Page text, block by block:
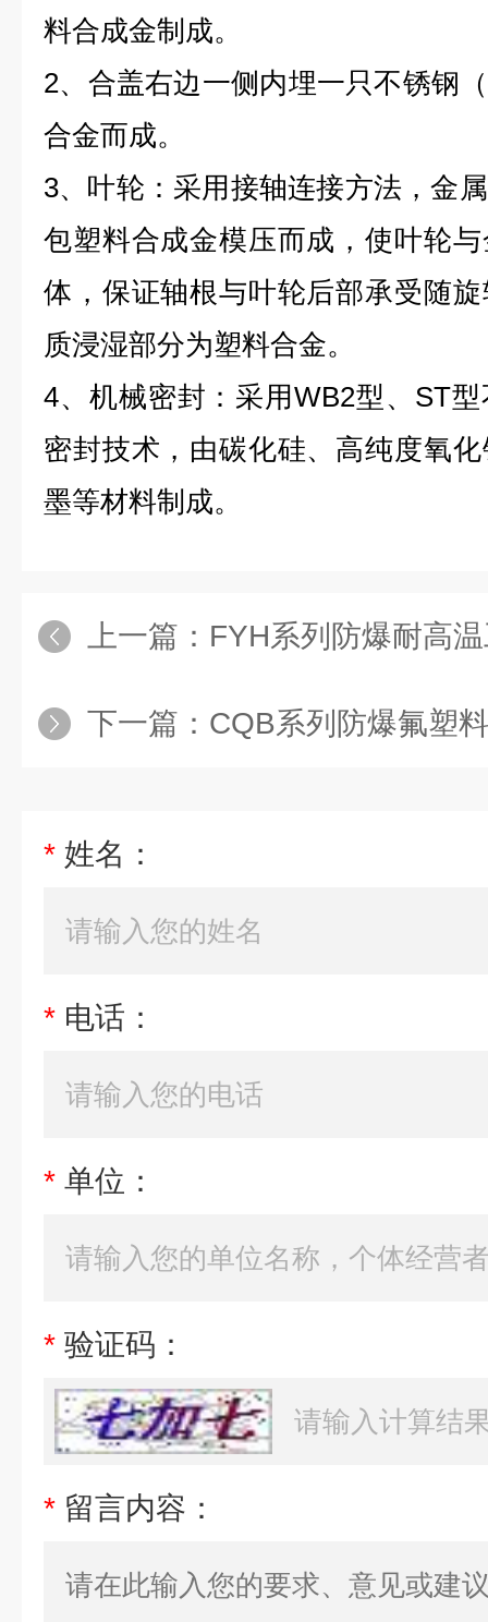
料合成金制成。
2、合盖右边一侧内埋一只不锈钢
合金而成。
3、叶轮：采用接轴连接方法，金
包塑料合成金模压而成，使叶轮
体，保证轴根与叶轮后部承受随
质浸湿部分为塑料合金。
4、机械密封：采用WB2型、ST
密封技术，由碳化硅、高纯度氧
墨等材料制成。
上一篇： FYH系列防爆耐高
下一篇： CQB系列防爆氟塑
* 姓名：
* 电话：
* 单位：
* 验证码：
* 留言内容：